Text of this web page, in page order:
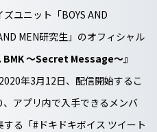
ユニット「BOYS AND
MEN研究生」のオフィシャル
BMK ～Secret Message～』
年3月12日、配信開始するこ
アプリ内で入手できるメンバ
る「#ドキドキボイス ツイート